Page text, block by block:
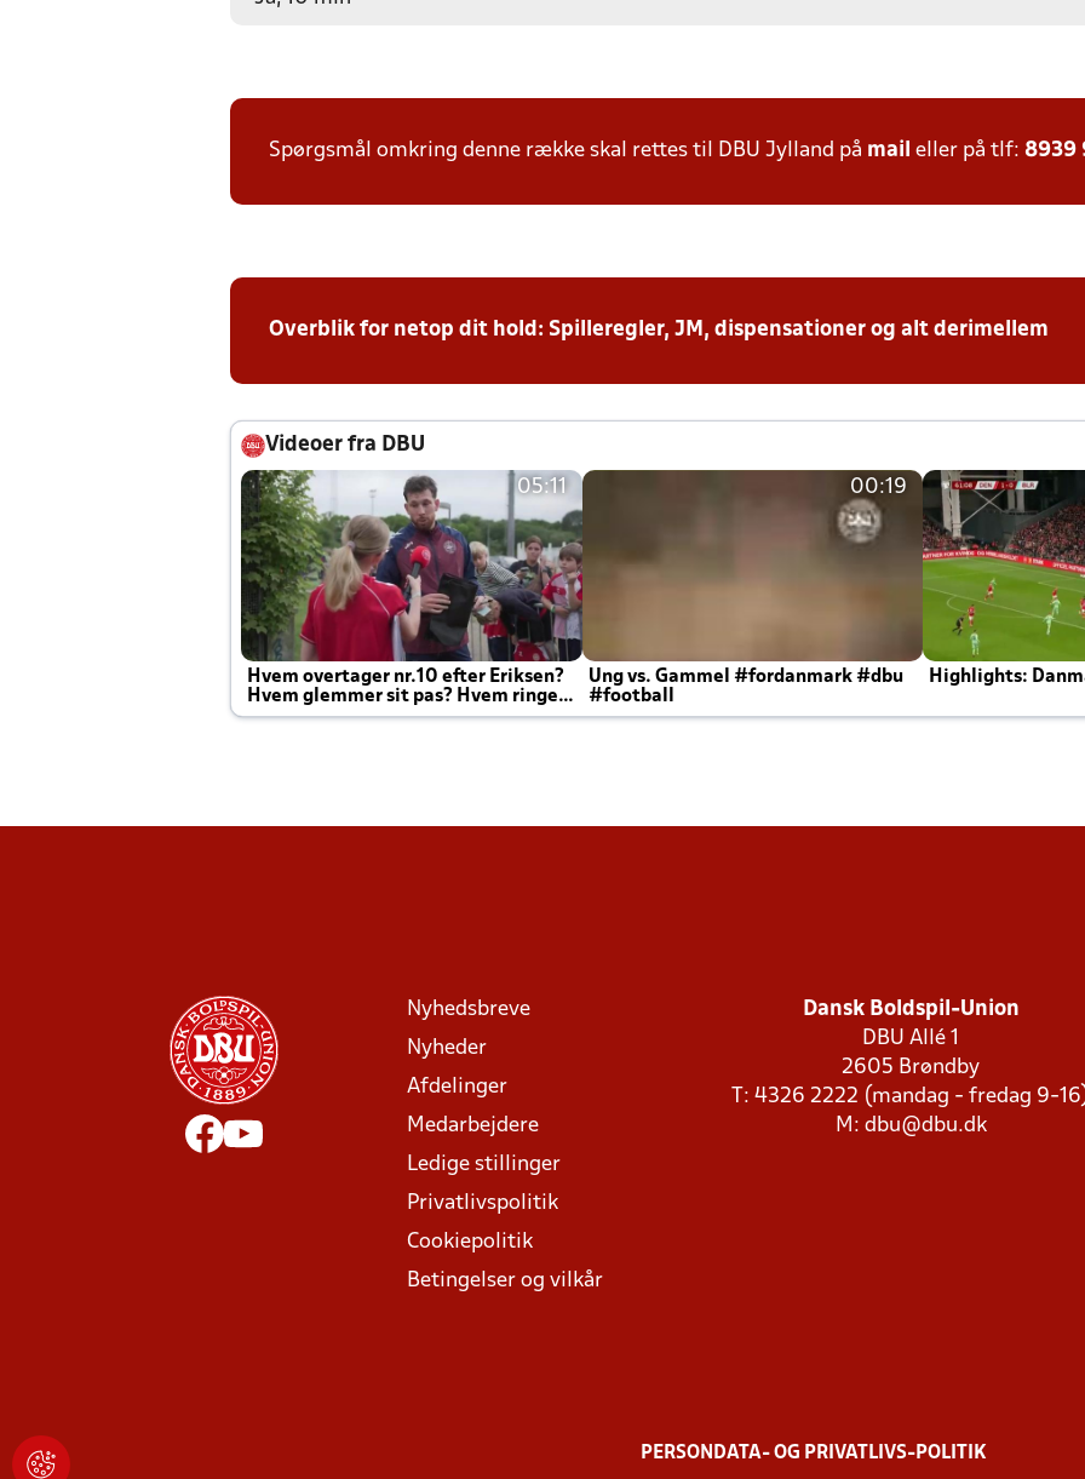
Spørgsmål omkring denne række skal rettes til DBU Jylland på mail eller på tlf: 8939
Overblik for netop dit hold: Spilleregler, JM, dispensationer og alt derimellem
Videoer fra DBU
05:11
Hvem overtager nr.10 efter Eriksen?
Hvem glemmer sit pas? Hvem ringer
Joachim altid til efter kampe?
00:19
Ung vs. Gammel #fordanmark #dbu
#football
Highlights:
Nyhedsbreve
Nyheder
Afdelinger
Medarbejdere
Ledige stillinger
Privatlivspolitik
Cookiepolitik
Betingelser og vilkår
Dansk Boldspil-Union
DBU Allé 1
2605 Brøndby
T: 4326 2222 (mandag - fredag 9-
M: dbu@dbu.dk
PERSONDATA- OG PRIVATLIVS-POLITIK